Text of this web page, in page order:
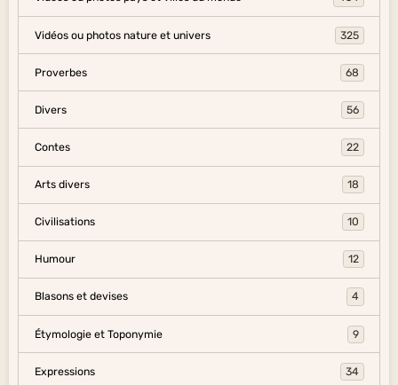
Vidéos ou photos nature et univers 325
Proverbes 68
Divers 56
Contes 22
Arts divers 18
Civilisations 10
Humour 12
Blasons et devises 4
Étymologie et Toponymie 9
Expressions 34